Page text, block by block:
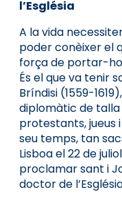
l’Església
A la vida
poder conèixer el
força de portar-
És el que va tenir
Bríndisi (1559-
diplomàtic de
protestants, jueus
seu temps, tan
Lisboa el 22 de
proclamar sant i
doctor de